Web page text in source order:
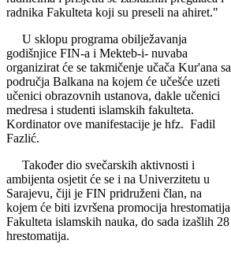
radnika Fakulteta koji su preseli na ahiret."
U sklopu programa obilježavanja
godišnjice FIN-a i Mekteb-i- nuvaba
organizirat će se takmičenje učača Kur'ana sa
područja Balkana na kojem će učešće uzeti
učenici obrazovnih ustanova, dakle učenici
medresa i studenti islamskih fakulteta.
Kordinator ove manifestacije je hfz. Fadil
Fazlić.
Također dio svečarskih aktivnosti i
ambijenta osjetit će se i na Univerzitetu u
Sarajevu, čiji je FIN pridruženi član, na
kojem će biti izvršena promocija hrestomatija
Fakulteta islamskih nauka, do sada izašlih 28
hrestomatija.